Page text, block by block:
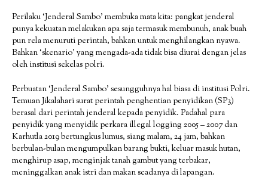
Perilaku ‘Jenderal Sambo’ membuka mata kita: pangkat jenderal
punya kekuatan melakukan apa saja termasuk membunuh, anak buah
pun rela menuruti perintah, bahkan untuk menghilangkan nyawa.
Bahkan ‘skenario’ yang mengada-ada tidak bisa diurai dengan jelas
oleh institusi sekelas polri.
Perbuatan ‘Jenderal Sambo’ sesungguhnya hal biasa di institusi Polri.
Temuan Jikalahari surat perintah penghentian penyidikan (SP3)
berasal dari perintah jenderal kepada penyidik. Padahal para
penyidik yang menyidik perkara illegal logging 2005 – 2007 dan
Karhutla 2019 bertungkus lumus, siang malam, 24 jam, bahkan
berbulan-bulan mengumpulkan barang bukti, keluar masuk hutan,
menghirup asap, menginjak tanah gambut yang terbakar,
meninggalkan anak istri dan makan seadanya di lapangan.